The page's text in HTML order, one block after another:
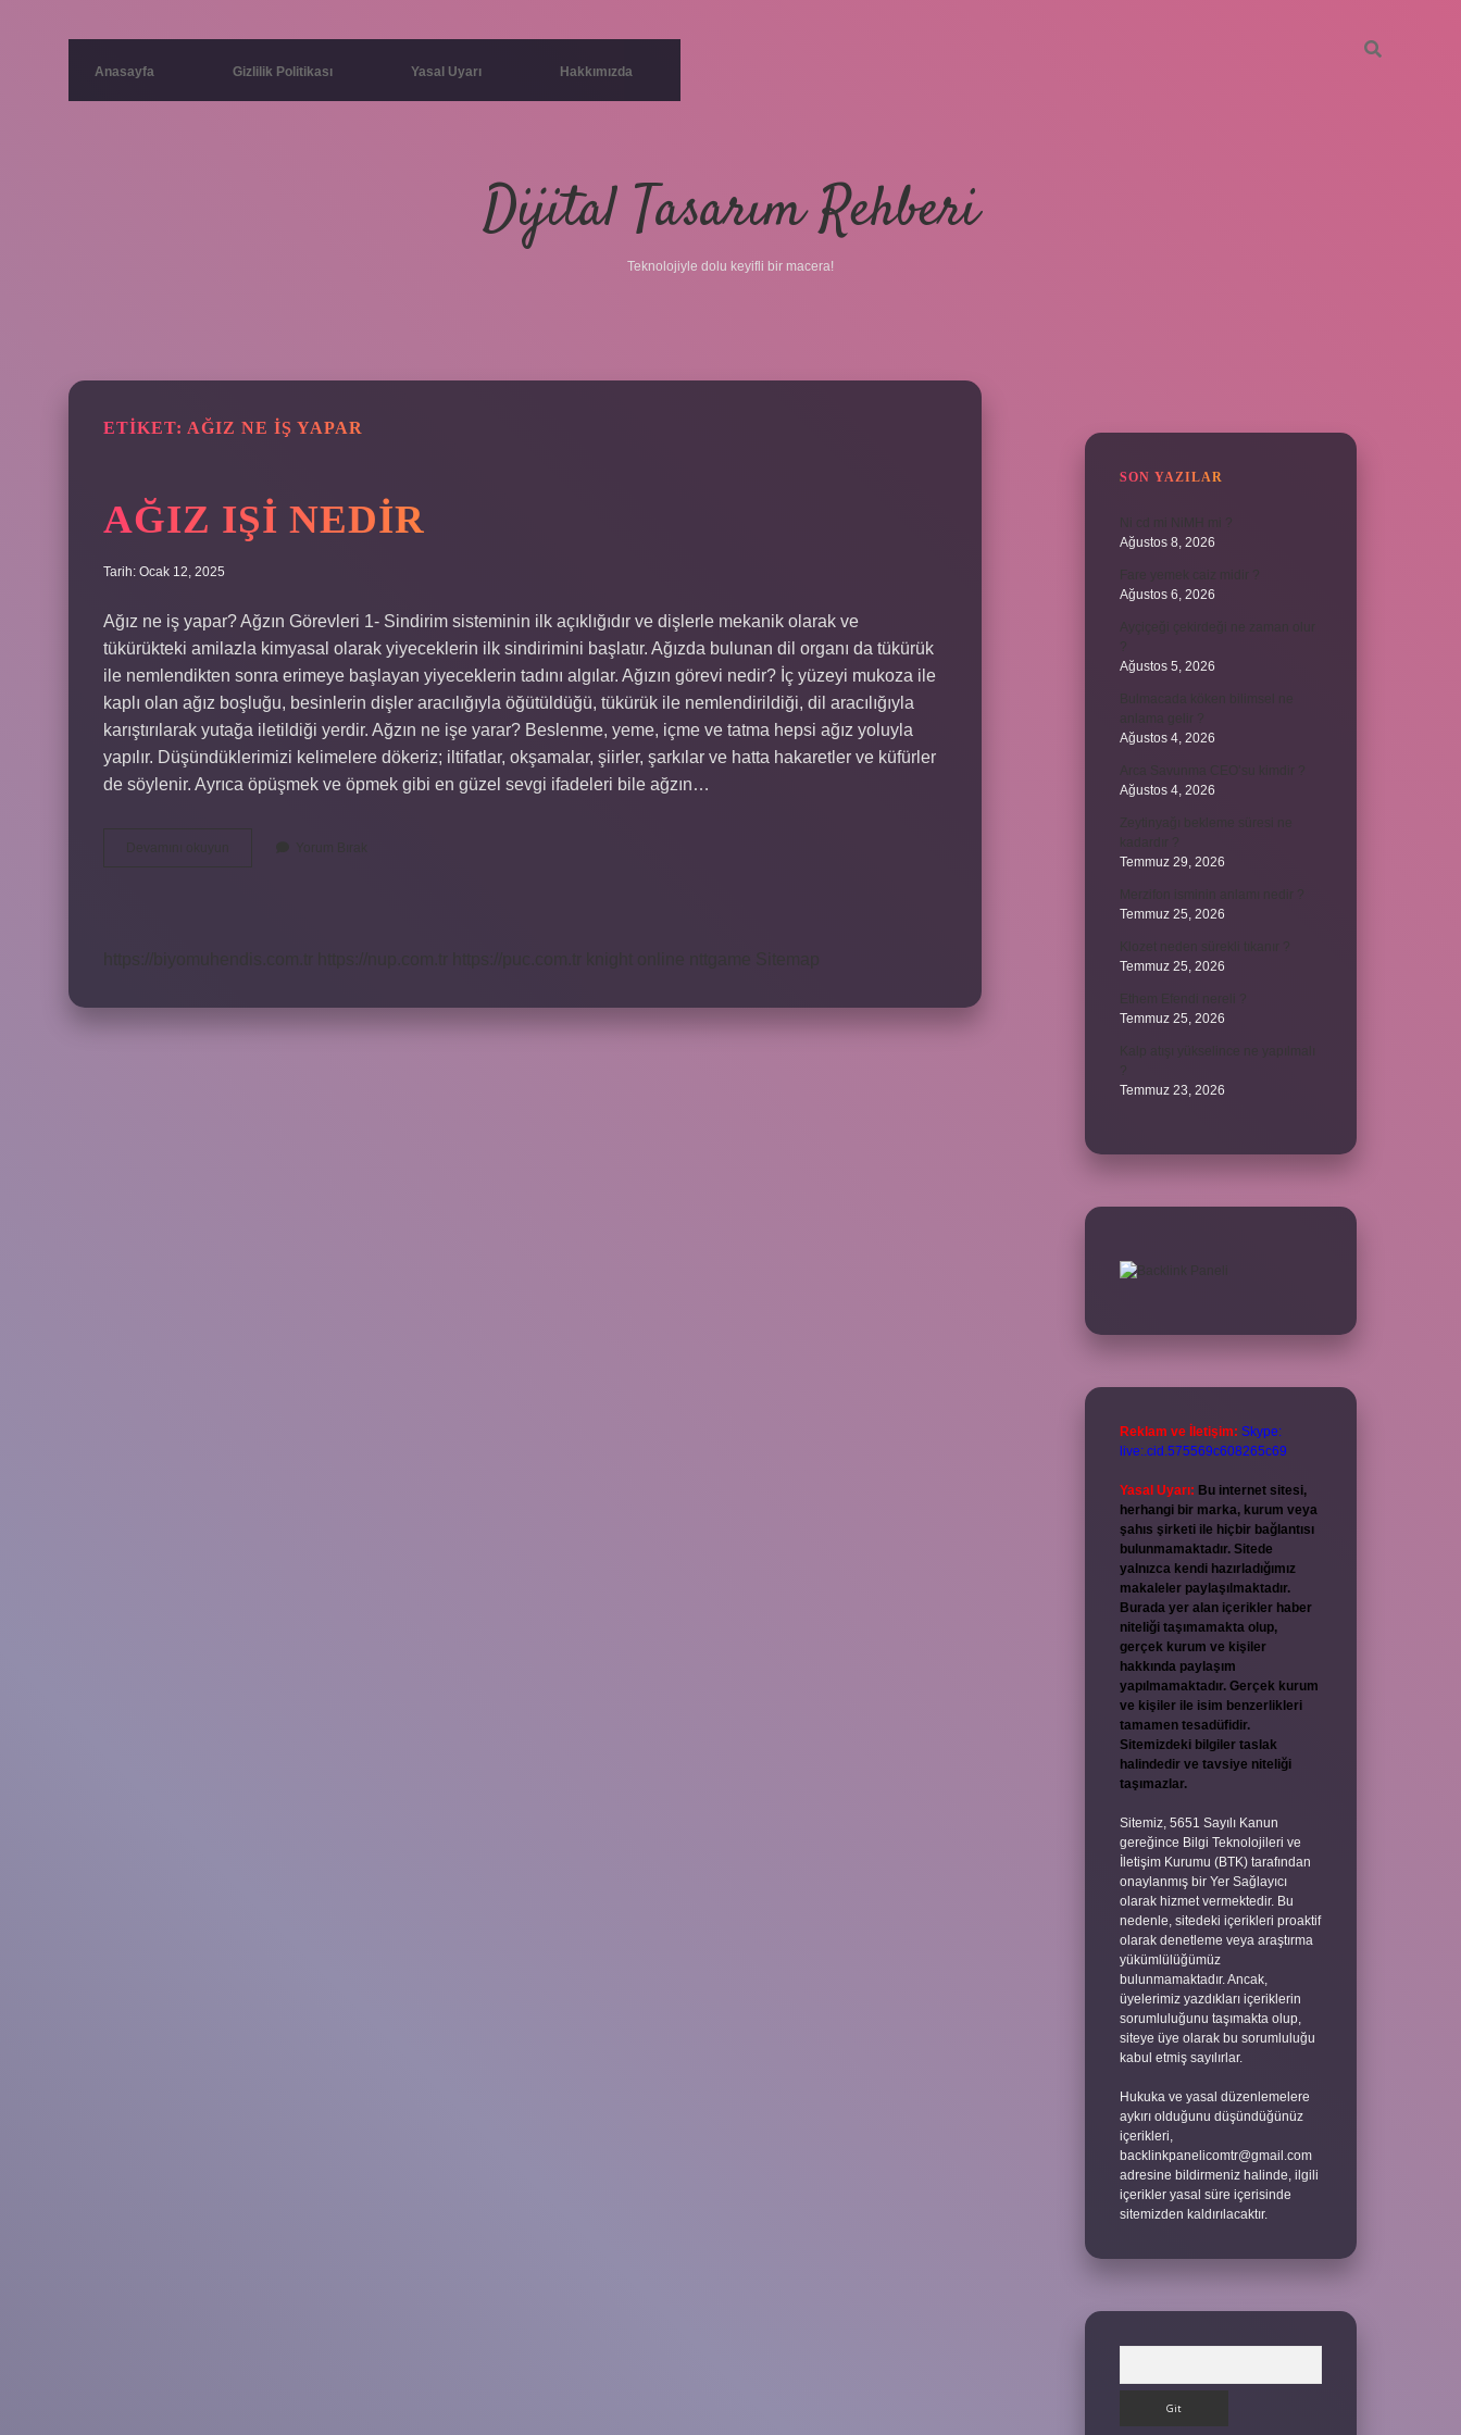
Anasayfa Gizlilik Politikası Yasal Uyarı Hakkımızda
Dijital Tasarım Rehberi
Teknolojiyle dolu keyifli bir macera!
ETIKET: AĞIZ NE IŞ YAPAR
AĞIZ IŞI NEDIR
Tarih: Ocak 12, 2025
Ağız ne iş yapar? Ağzın Görevleri 1- Sindirim sisteminin ilk açıklığıdır ve dişlerle mekanik olarak ve
tükürükteki amilazla kimyasal olarak yiyeceklerin ilk sindirimini başlatır. Ağızda bulunan dil organı da tükürük
ile nemlendikten sonra erimeye başlayan yiyeceklerin tadını algılar. Ağızın görevi nedir? İç yüzeyi mukoza ile
kaplı olan ağız boşluğu, besinlerin dişler aracılığıyla öğütüldüğü, tükürük ile nemlendirildiği, dil aracılığıyla
karıştırılarak yutağa iletildiği yerdir. Ağzın ne işe yarar? Beslenme, yeme, içme ve tatma hepsi ağız yoluyla
yapılır. Düşündüklerimizi kelimelere dökeriz; iltifatlar, okşamalar, şiirler, şarkılar ve hatta hakaretler ve küfürler
de söylenir. Ayrıca öpüşmek ve öpmek gibi en güzel sevgi ifadeleri bile ağzın…
https://biyomuhendis.com.tr
SON YAZILAR
Ağustos 8, 2026
Ağustos 6, 2026
Ağustos 5, 2026
Ağustos 4, 2026
Ağustos 4, 2026
Temmuz 29, 2026
Temmuz 25, 2026
Temmuz 25, 2026
Temmuz 25, 2026
Temmuz 23, 2026
Reklam ve İletişim: Skype:
live:.cid.575569c608265c69
Yasal Uyarı: Bu internet sitesi,
herhangi bir marka, kurum veya
şahıs şirketi ile hiçbir bağlantısı
bulunmamaktadır. Sitede
yalnızca kendi hazırladığımız
makaleler paylaşılmaktadır.
Burada yer alan içerikler haber
niteliği taşımamakta olup,
gerçek kurum ve kişiler
hakkında paylaşım
yapılmamaktadır. Gerçek kurum
ve kişiler ile isim benzerlikleri
tamamen tesadüfidir.
Sitemizdeki bilgiler taslak
halindedir ve tavsiye niteliği
taşımazlar.
Sitemiz, 5651 Sayılı Kanun
gereğince Bilgi Teknolojileri ve
İletişim Kurumu (BTK) tarafından
onaylanmış bir Yer Sağlayıcı
olarak hizmet vermektedir. Bu
nedenle, sitedeki içerikleri proaktif
olarak denetleme veya araştırma
yükümlülüğümüz
bulunmamaktadır. Ancak,
üyelerimiz yazdıkları içeriklerin
sorumluluğunu taşımakta olup,
siteye üye olarak bu sorumluluğu
kabul etmiş sayılırlar.
Hukuka ve yasal düzenlemelere
aykırı olduğunu düşündüğünüz
içerikleri,
backlinkpanelicomtr@gmail.com
adresine bildirmeniz halinde, ilgili
içerikler yasal süre içerisinde
sitemizden kaldırılacaktır.